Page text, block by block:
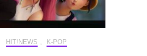
HIT!NEWS K-POP